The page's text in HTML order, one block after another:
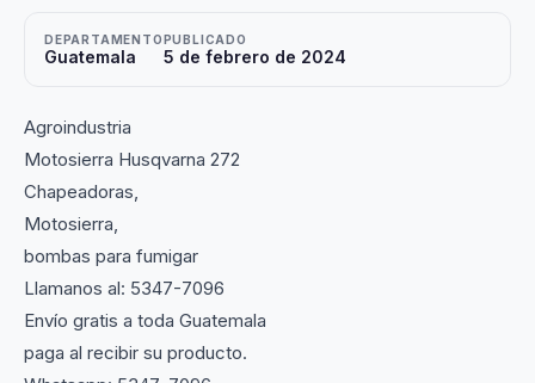
DEPARTAMENTO
Guatemala
PUBLICADO
5 de febrero de 2024
Agroindustria
Motosierra Husqvarna 272
Chapeadoras,
Motosierra,
bombas para fumigar
Llamanos al: 5347-7096
Envío gratis a toda Guatemala
paga al recibir su producto.